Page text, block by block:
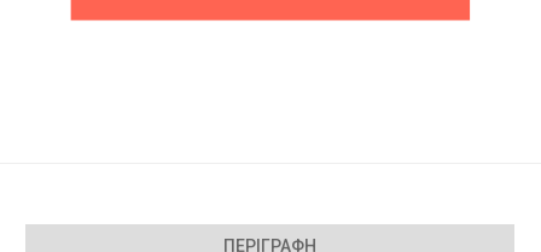
ΠΕΡΙΓΡΑΦΉ